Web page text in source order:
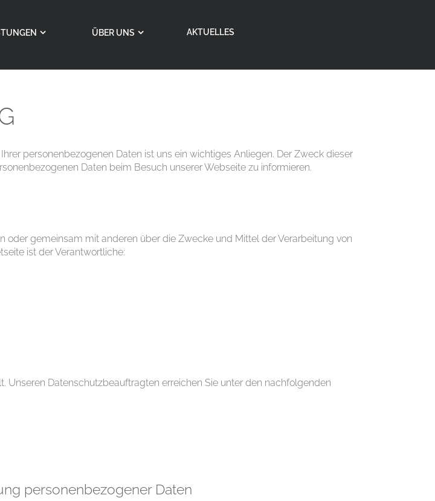
ÜBER UNS AKTUELLES
personenbezogenen Daten ist uns ein wichtiges Anliegen. Der Zweck dieser
Daten beim Besuch unserer Webseite zu informieren.
oder gemeinsam mit anderen über die Zwecke und Mittel der Verarbeitung von
ist der Verantwortliche:
Unseren Datenschutzbeauftragten erreichen Sie unter den nachfolgenden
personenbezogener Daten